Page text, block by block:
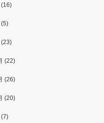
(16)
(5)
(23)
(22)
(26)
(20)
(7)